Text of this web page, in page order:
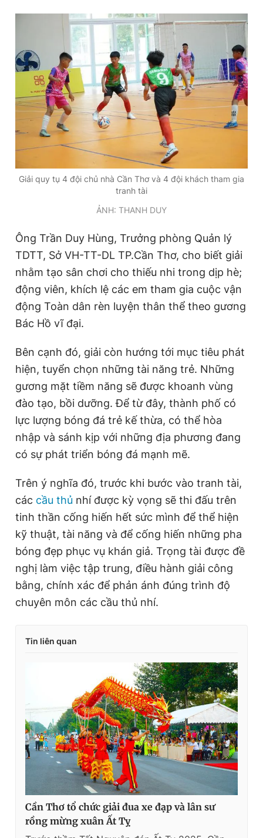
Giải quy tụ 4 đội chủ nhà Cần Thơ và 4 đội khách tham gia
tranh tài
ẢNH: THANH DUY
Ông Trần Duy Hùng, Trưởng phòng Quản lý
TDTT, Sở VH-TT-DL TP.Cần Thơ, cho biết giải
nhằm tạo sân chơi cho thiếu nhi trong dịp hè;
động viên, khích lệ các em tham gia cuộc vận
động Toàn dân rèn luyện thân thể theo gương
Bác Hồ vĩ đại.
Bên cạnh đó, giải còn hướng tới mục tiêu phát
hiện, tuyển chọn những tài năng trẻ. Những
gương mặt tiềm năng sẽ được khoanh vùng
đào tạo, bồi dưỡng. Để từ đây, thành phố có
lực lượng bóng đá trẻ kế thừa, có thể hòa
nhập và sánh kịp với những địa phương đang
có sự phát triển bóng đá mạnh mẽ.
Trên ý nghĩa đó, trước khi bước vào tranh tài,
các cầu thủ nhí được kỳ vọng sẽ thi đấu trên
tinh thần cống hiến hết sức mình để thể hiện
kỹ thuật, tài năng và để cống hiến những pha
bóng đẹp phục vụ khán giả. Trọng tài được đề
nghị làm việc tập trung, điều hành giải công
bằng, chính xác để phản ánh đúng trình độ
chuyên môn các cầu thủ nhí.
Tin liên quan
Cần Thơ tổ chức giải đua xe đạp và lân sư
rồng mừng xuân Ất Tỵ